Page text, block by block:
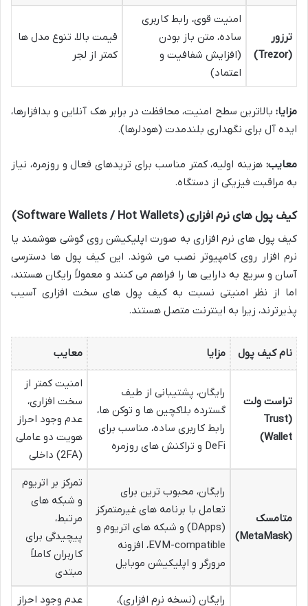
ترزور
(Trezor)
امنیت قوی، رابط کاربری
ساده، متن باز بودن
(افزایش شفافیت و
اعتماد)
قیمت بالا، تنوع مدل ها
کمتر از لجر
مزایا: بالاترین سطح امنیت، محافظت در برابر هک آنلاین و بدافزارها،
ایده آل برای نگهداری بلندمدت (هودلرها).
معایب: هزینه اولیه، کمتر مناسب برای تریدهای فعال و روزمره، نیاز
به مراقبت فیزیکی از دستگاه.
کیف پول های نرم افزاری (Software Wallets / Hot Wallets)
کیف پول های نرم افزاری به صورت اپلیکیشن روی گوشی هوشمند یا
نرم افزار روی کامپیوتر نصب می شوند. این کیف پول ها دسترسی
آسان و سریع به دارایی ها را فراهم می کنند و معمولاً رایگان هستند،
اما از نظر امنیتی نسبت به کیف پول های سخت افزاری آسیب
پذیرترند، زیرا به اینترنت متصل هستند.
نام کیف پول مزایا معایب
تراست ولت
(Trust
Wallet)
رایگان، پشتیبانی از طیف
گسترده بلاکچین ها و توکن ها،
رابط کاربری ساده، مناسب برای
DeFi و تراکنش های روزمره
امنیت کمتر از
سخت افزاری،
عدم وجود احراز
هویت دو عاملی
(2FA) داخلی
متامسک
(MetaMask)
رایگان، محبوب ترین برای
تعامل با برنامه های غیرمتمرکز
(DApps) و شبکه های اتریوم و
EVM-compatible، افزونه
مرورگر و اپلیکیشن موبایل
تمرکز بر اتریوم
و شبکه های
مرتبط،
پیچیدگی برای
کاربران کاملاً
مبتدی
رایگان (نسخه نرم افزاری)،
عدم وجود احراز